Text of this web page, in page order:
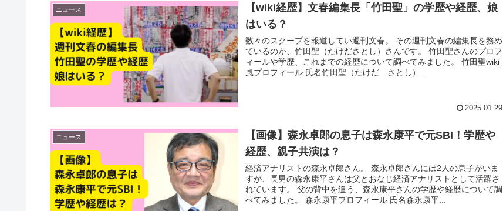
ニュース
【wiki経歴】文春編集長「竹田聖」の学歴や経歴、娘
はいる？
数々のスクープを報道してい週刊文春。 その週刊文春の編集長を務め
ているのが、竹田聖（たけださとし）さんです。 竹田聖さんのプロフ
ィールや学歴、これまでの経歴について調べてみました。 竹田聖wiki
風プロフィール 氏名竹田聖（たけだ さとし）...
2025.01.29
ニュース
【画像】森永卓郎の息子は森永康平で元SBI！学歴や
経歴、親子共演は？
経済アナリストの森永卓郎さん。 森永卓郎さんには2人の息子がいま
すが、長男の森永康平さんは父とおなじ経済アナリストとして活躍さ
れています。 父の背中を追う、森永康平さんの学歴や経歴について調
べてみました。 森永康平プロフィール 氏名森永康平...